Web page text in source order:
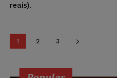
reais).
1 2 3